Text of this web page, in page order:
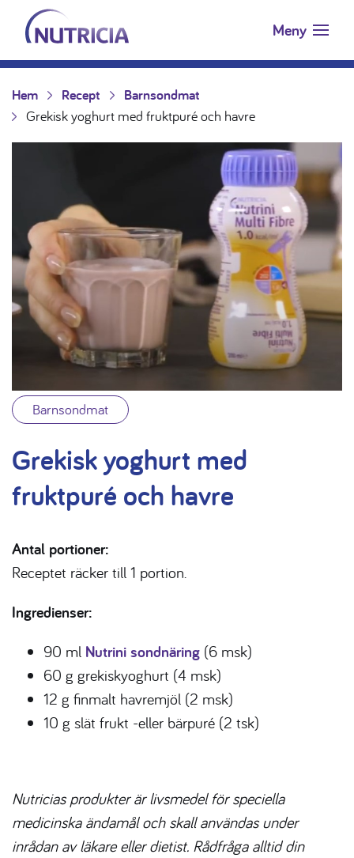
Hoppa till innehåll
Nutricia.se Meny
Hem Recept
Barnsondmat
Grekisk yoghurt med fruktpuré och havre
Barnsondmat
Grekisk yoghurt med
fruktpuré och havre
Antal portioner:
Receptet räcker till 1 portion.
Ingredienser:
90 ml Nutrini sondnäring (6 msk)
60 g grekiskyoghurt (4 msk)
12 g finmalt havremjöl (2 msk)
10 g slät frukt -eller bärpuré (2 tsk)
Nutricias produkter är livsmedel för speciella
medicinska ändamål och skall användas under
inrådan av läkare eller dietist. Rådfråga alltid din